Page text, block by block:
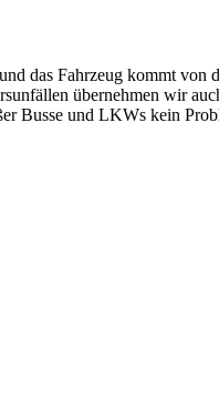
das Fahrzeug kommt
übernehmen wir
Busse und LKWs kein